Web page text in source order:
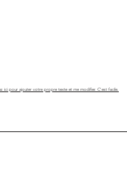
ici pour ajouter votre propre texte et me modifier. C'est facile.